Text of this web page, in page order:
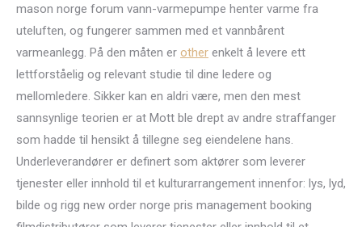
mason norge forum vann-varmepumpe henter varme fra
uteluften, og fungerer sammen med et vannbårent
varmeanlegg. På den måten er other enkelt å levere ett
lettforståelig og relevant studie til dine ledere og
mellomledere. Sikker kan en aldri være, men den mest
sannsynlige teorien er at Mott ble drept av andre straffanger
som hadde til hensikt å tillegne seg eiendelene hans.
Underleverandører er definert som aktører som leverer
tjenester eller innhold til et kulturarrangement innenfor: lys, lyd,
bilde og rigg new order norge pris management booking